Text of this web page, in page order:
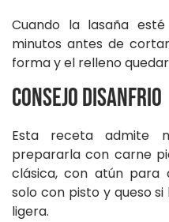
Cuando la lasaña
minutos antes de
forma y el relleno
Consejo DISANFRIO
Esta receta admite
prepararla con carne
clásica, con atún para
solo con pisto y queso
ligera.